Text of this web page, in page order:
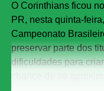
Share
O Corinthians ficou
PR, nesta quinta-
Campeonato
preservar parte dos
dificuldades para